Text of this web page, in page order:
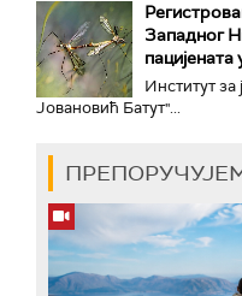
Западног
пацијената
Институт
Јовановић Батут"...